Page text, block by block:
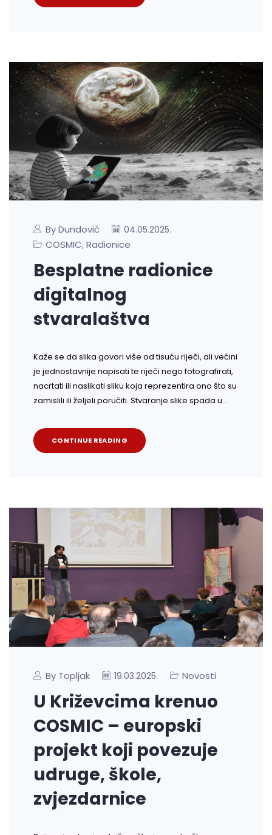
By Dundović 04.05.2025.
COSMIC, Radionice
Besplatne radionice
digitalnog
stvaralaštva
Kaže se da slika govori više od tisuću riječi, ali većini
je jednostavnije napisati te riječi nego fotografirati,
nacrtati ili naslikati sliku koja reprezentira ono što su
zamislili ili željeli poručiti. Stvaranje slike spada u…
CONTINUE READING
By Topljak 19.03.2025. Novosti
U Križevcima krenuo
COSMIC – europski
projekt koji povezuje
udruge, škole,
zvjezdarnice